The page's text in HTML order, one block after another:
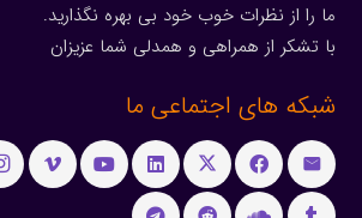
ما را از نظرات خوب خود بی بهره نگذارید.
با تشکر از همراهی و همدلی شما عزیزان
شبکه های اجتماعی ما